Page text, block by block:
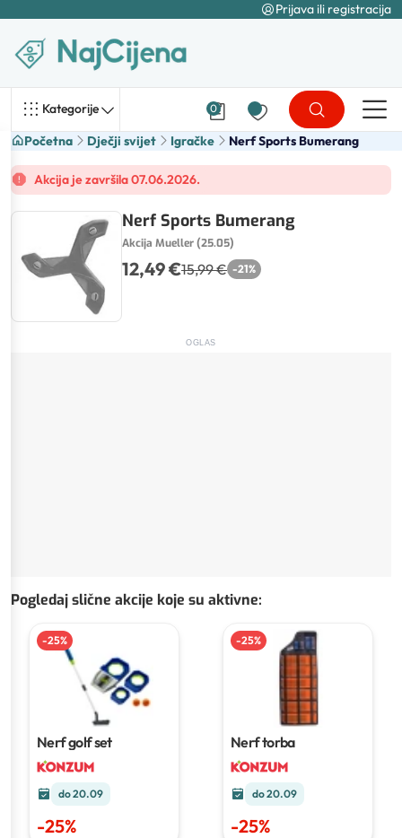
Prijava ili registracija
Kategorije 0
Početna Dječji svijet Igračke Nerf Sports Bumerang
Akcija je završila 07.06.2026.
Nerf Sports Bumerang
Akcija Mueller (25.05)
12,49 €15,99 € -21%
OGLAS
Pogledaj slične akcije koje su aktivne:
-25%
Nerf golf set
do 20.09
-25%
-25%
Nerf torba
do 20.09
-25%